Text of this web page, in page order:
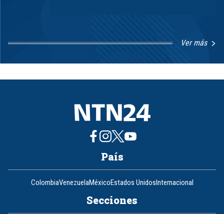
Ver más
1
8
País
ColombiaVenezuelaMéxicoEstados UnidosInternacional
Secciones